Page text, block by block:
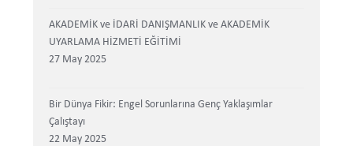
AKADEMİK ve İDARİ DANIŞMANLIK ve AKADEMİK
UYARLAMA HİZMETİ EĞİTİMİ
27 May 2025
Bir Dünya Fikir: Engel Sorunlarına Genç Yaklaşımlar
Çalıştayı
22 May 2025